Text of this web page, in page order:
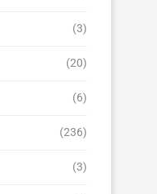
(3)
(20)
(6)
(236)
(3)